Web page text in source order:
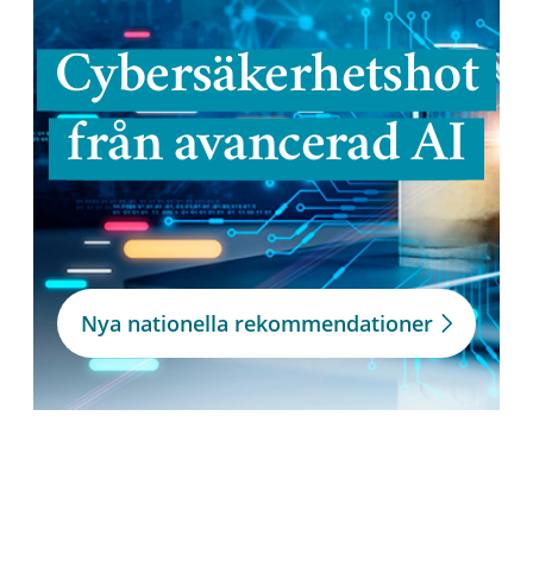
Cybersäkerhetshot
från avancerad AI
Nya nationella rekommendationer